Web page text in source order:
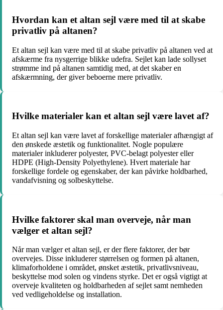
Hvordan kan et altan sejl være med til at skabe
privatliv på altanen?
Et altan sejl kan være med til at skabe privatliv på altanen ved at
afskærme fra nysgerrige blikke udefra. Sejlet kan lade sollyset
strømme ind på altanen samtidig med, at det skaber en
afskærmning, der giver beboerne mere privatliv.
Hvilke materialer kan et altan sejl være lavet af?
Et altan sejl kan være lavet af forskellige materialer afhængigt af
den ønskede æstetik og funktionalitet. Nogle populære
materialer inkluderer polyester, PVC-belagt polyester eller
HDPE (High-Density Polyethylene). Hvert materiale har
forskellige fordele og egenskaber, der kan påvirke holdbarhed,
vandafvisning og solbeskyttelse.
Hvilke faktorer skal man overveje, når man
vælger et altan sejl?
Når man vælger et altan sejl, er der flere faktorer, der bør
overvejes. Disse inkluderer størrelsen og formen på altanen,
klimaforholdene i området, ønsket æstetik, privatlivsniveau,
beskyttelse mod solen og vindens styrke. Det er også vigtigt at
overveje kvaliteten og holdbarheden af sejlet samt nemheden
ved vedligeholdelse og installation.